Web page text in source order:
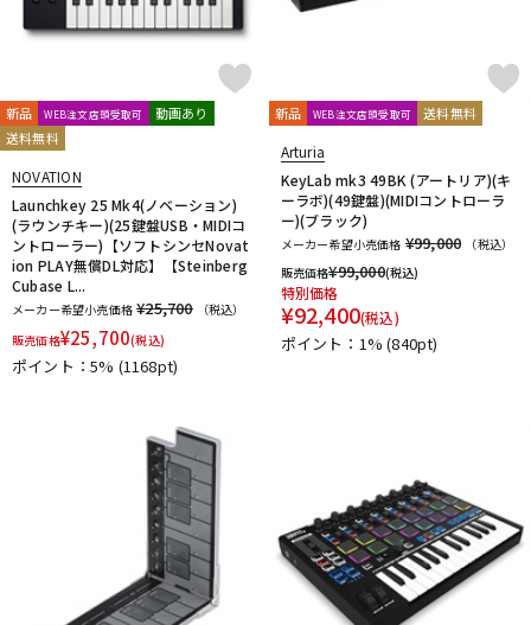
新品 WEB注文店頭受取可
動画あり
送料無料
NOVATION
Launchkey 25 Mk4(ノベーション)
(ラウンチキー)(25鍵盤USB・MIDIコ
ントローラー)【ソフトシンセNovat
ion PLAY無償DL対応】【Steinberg
Cubase L...
メーカー希望小売価格 ¥25,700
（税込）
販売価格¥25,700(税込)
ポイント：5% (1168pt)
新品 WEB注文店頭受取可 送料無料
Arturia
KeyLab mk3 49BK (アートリア)(キ
ーラボ)(49鍵盤)(MIDIコントローラ
ー)(ブラック)
メーカー希望小売価格 ¥99,000
（税込）
販売価格¥99,000(税込)
特別価格
¥92,400(税込)
ポイント：1%(840pt)